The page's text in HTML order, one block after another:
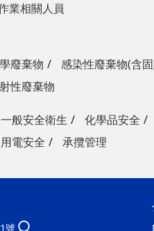
業相關人員
廢棄物
感染性廢棄物(含
性廢棄物
一般安全衛生 化學品安全
用電安全
承攬管理
號